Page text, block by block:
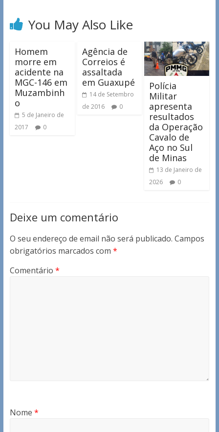
You May Also Like
Homem
morre em
acidente na
MGC-146 em
Muzambinh
o
5 de Janeiro de
2017
0
Agência de
Correios é
assaltada
em Guaxupé
14 de Setembro
de 2016
0
Polícia
Militar
apresenta
resultados
da Operação
Cavalo de
Aço no Sul
de Minas
13 de Janeiro de
2026
0
Deixe um comentário
O seu endereço de email não será publicado. Campos
obrigatórios marcados com *
Comentário *
Nome *